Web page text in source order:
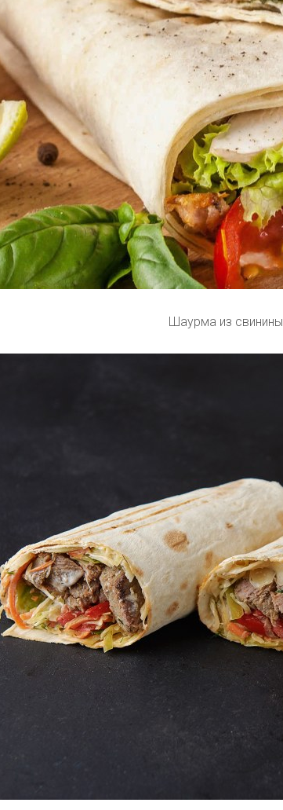
Шаурма из свинины